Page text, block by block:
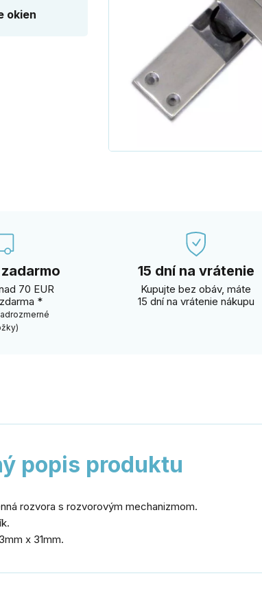
okien
70 EUR
*
15 dní na vrátenie
Kupujte bez obáv, máte
15 dní na vrátenie nákupu
popis produktu
rozvora s rozvorovým mechanizmom.
x 31mm.